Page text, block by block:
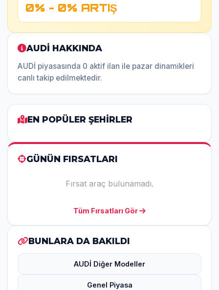
0% - 0% ARTIŞ
AUDİ HAKKINDA
AUDİ piyasasında 0 aktif ilan ile pazar dinamikleri
canlı takip edilmektedir.
EN POPÜLER ŞEHİRLER
GÜNÜN FIRSATLARI
Fırsat araç bulunamadı.
Tüm Fırsatları Gör
BUNLARA DA BAKILDI
AUDİ Diğer Modeller
Genel Piyasa